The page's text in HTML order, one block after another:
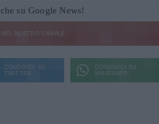
su Google News!
NEL NOSTRO CANALE
CONDIVIDI SU
TWITTER
CONDIVIDI SU
WHATSAPP